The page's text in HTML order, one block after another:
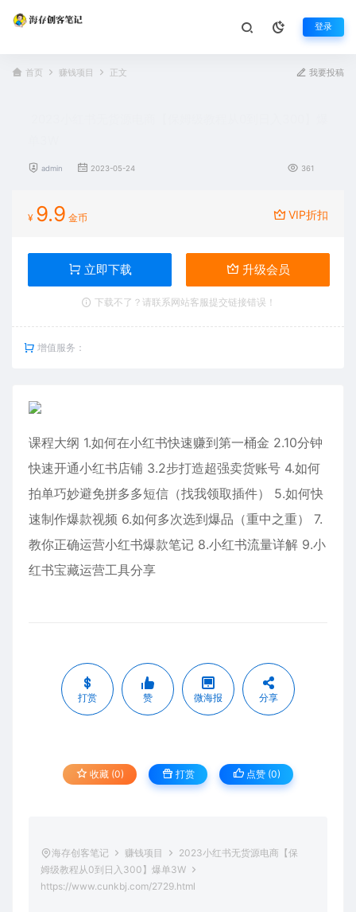
登录
首页 赚钱项目 正文 我要投稿
admin 2023-05-24 361
¥ 9.9 金币 VIP折扣
立即下载 升级会员
下载不了？请联系网站客服提交链接错误！
增值服务：
课程大纲 1.如何在小红书快速赚到第一桶金 2.10分钟
快速开通小红书店铺 3.2步打造超强卖货账号 4.如何
拍单巧妙避免拼多多短信（找我领取插件） 5.如何快
速制作爆款视频 6.如何多次选到爆品（重中之重） 7.
教你正确运营小红书爆款笔记 8.小红书流量详解 9.小
红书宝藏运营工具分享
打赏 赞 微海报 分享
收藏 (0) 打赏 点赞 (0)
海存创客笔记 赚钱项目
2023小红书无货源电商【保
姆级教程从0到日入300】爆单3W
https://www.cunkbj.com/2729.html